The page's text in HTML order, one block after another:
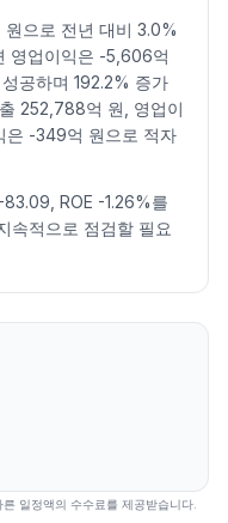
3515283
4381971
4178126
4775922
4827082
3094918
5162364
4501672
2067458
원으로 전년 대비 3.0%
영업이익은 -5,606억
공하며 192.2% 증가
252,788억 원, 영업이
은 -349억 원으로 적자
ROE -1.26%를
속적으로 점검할 필요
일정액의 수수료를 제공받습니다.